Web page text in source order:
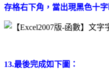
存格右下角，當出現黑色十
13.最後完成如下圖：